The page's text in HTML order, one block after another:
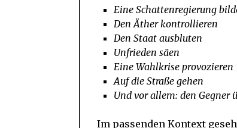
Eine Schattenregierung
Den Äther kontrollieren
Den Staat ausbluten
Unfrieden säen
Eine Wahlkrise provozieren
Auf die Straße gehen
Und vor allem: den Gegner
Im passenden Kontext